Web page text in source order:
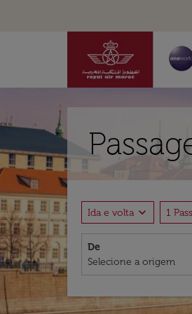
Ida e volta expand_more 1
De